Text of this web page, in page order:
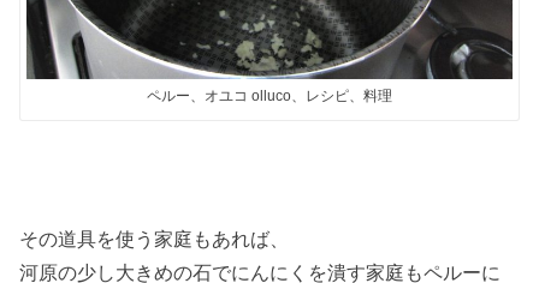
ペルー、オユコ olluco、レシピ、料理
その道具を使う家庭もあれば、
河原の少し大きめの石でにんにくを潰す家庭もペルーに